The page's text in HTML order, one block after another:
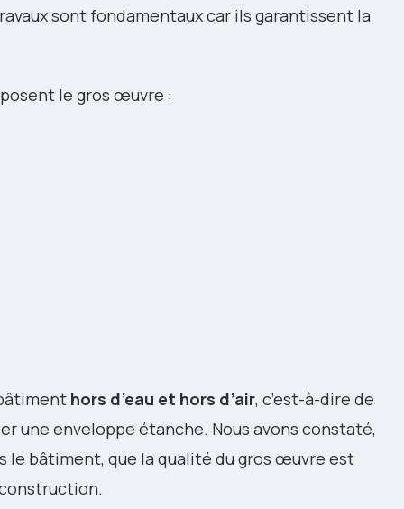
sont fondamentaux car ils garantissent la
le gros œuvre :
hors d’eau et hors d’air, c’est-à-dire de
une enveloppe étanche. Nous avons constaté,
le bâtiment, que la qualité du gros œuvre est